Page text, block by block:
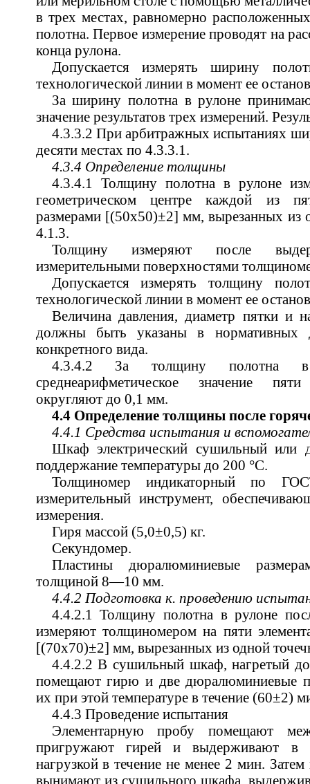
в трех местах, равномерно
полотна. Первое измерение проводят на
конца рулона.
Допускается измерять ширину
технологической линии в момент ее
За ширину полотна в рулоне
значение результатов трех измерений.
4.3.3.2 При арбитражных испытаниях
десяти местах по 4.3.3.1.
4.3.4 Определение толщины
4.3.4.1 Толщину полотна в рулоне
геометрическом центре каждой из
размерами [(50х50)±2] мм, вырезанных из
4.1.3.
Толщину измеряют после
измерительными поверхностями
Допускается измерять толщину
технологической линии в момент ее
Величина давления, диаметр пятки и
должны быть указаны в нормативных
конкретного вида.
4.3.4.2 За толщину полотна в
среднеарифметическое значение
округляют до 0,1 мм.
4.4 Определение толщины после
4.4.1 Средства испытания и
Шкаф электрический сушильный или
поддержание температуры до 200 °С.
Толщиномер индикаторный по
измерительный инструмент,
измерения.
Гиря массой (5,0±0,5) кг.
Секундомер.
Пластины дюралюминиевые
толщиной 8—10 мм.
4.4.2 Подготовка к. проведению
4.4.2.1 Толщину полотна в рулоне
измеряют толщиномером на пяти
[(70х70)±2] мм, вырезанных из одной
4.4.2.2 В сушильный шкаф, нагретый
помещают гирю и две дюралюминиевые
их при этой температуре в течение (60±2)
4.4.3 Проведение испытания
Элементарную пробу помещают
пригружают гирей и выдерживают в
нагрузкой в течение не менее 2 мин.
вынимают из сушильного шкафа,